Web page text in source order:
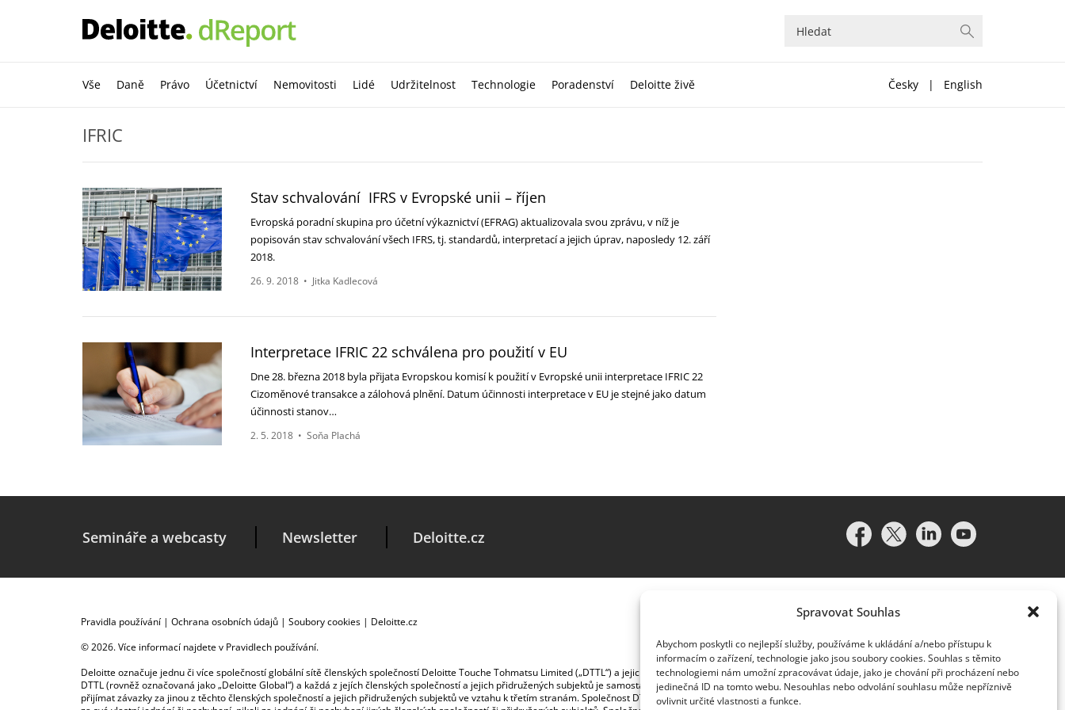
Spravovat Souhlas
Abychom poskytli co nejlepší služby, používáme k ukládání a/nebo přístupu k
informacím o zařízení, technologie jako jsou soubory cookies. Souhlas s těmito
technologiemi nám umožní zpracovávat údaje, jako je chování při procházení nebo
jedinečná ID na tomto webu. Nesouhlas nebo odvolání souhlasu může nepříznivě
ovlivnit určité vlastnosti a funkce.
Vše Daně Právo Účetnictví Nemovitosti Lidé Udržitelnost Technologie Poradenství Deloitte živě Česky | English
IFRIC
Stav schvalování IFRS v Evropské unii – říjen
Evropská poradní skupina pro účetní výkaznictví (EFRAG) aktualizovala svou zprávu, v níž je
popisován stav schvalování všech IFRS, tj. standardů, interpretací a jejich úprav, naposledy 12. září
2018.
26. 9. 2018 • Jitka Kadlecová
Interpretace IFRIC 22 schválena pro použití v EU
Dne 28. března 2018 byla přijata Evropskou komisí k použití v Evropské unii interpretace IFRIC 22
Cizoměnové transakce a zálohová plnění. Datum účinnosti interpretace v EU je stejné jako datum
účinnosti stanov…
2. 5. 2018 • Soňa Plachá
Semináře a webcasty Newsletter Deloitte.cz
Pravidla používání | Ochrana osobních údajů | Soubory cookies | Deloitte.cz
© 2026. Více informací najdete v Pravidlech používání.
Deloitte označuje jednu či více společností globální sítě členských společností Deloitte Touche Tohmatsu Limited („DTTL“) a jejich dceřiné a přidružené subjekty (souhrnně „organizace Deloitte“). Společnost
DTTL (rovněž označovaná jako „Deloitte Global“) a každá z jejích členských společností a jejich přidružených subjektů je samostatným a nezávislým právním subjektem, který není oprávněn zavazovat nebo
přijímat závazky za jinou z těchto členských společností a jejich přidružených subjektů ve vztahu k třetím stranám. Společnost DTTL a každá členská společnost a přidružený subjekt nese odpovědnost pouze